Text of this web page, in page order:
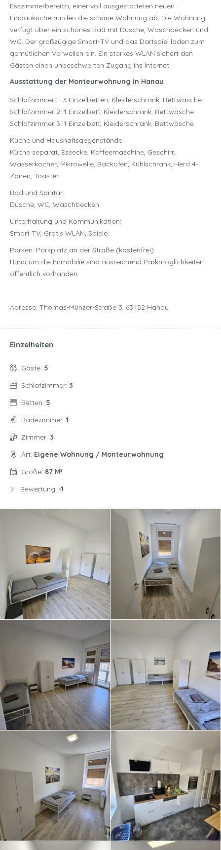
Esszimmerbereich, einer voll ausgestatteten neuen
Einbauküche runden die schöne Wohnung ab. Die Wohnung
verfügt über ein schönes Bad mit Dusche, Waschbecken und
WC. Der großzügige Smart-TV und das Dartspiel laden zum
gemütlichen Verweilen ein. Ein starkes WLAN sichert den
Gästen einen unbeschwerten Zugang ins Internet.
Ausstattung der Monteurwohnung in Hanau
Schlafzimmer 1: 3 Einzelbetten, Kleiderschrank, Bettwäsche
Schlafzimmer 2: 1 Einzelbett, Kleiderschrank, Bettwäsche
Schlafzimmer 3: 1 Einzelbett, Kleiderschrank, Bettwäsche
Küche und Haushaltsgegenstände:
Küche separat, Essecke, Kaffeemaschine, Geschirr,
Wasserkocher, Mikrowelle, Backofen, Kühlschrank, Herd 4-
Zonen, Toaster.
Bad und Sanitär:
Dusche, WC, Waschbecken
Unterhaltung und Kommunikation:
Smart TV, Gratis WLAN, Spiele.
Parken: Parkplatz an der Straße (kostenfrei)
Rund um die Immobilie sind ausreichend Parkmöglichkeiten
öffentlich vorhanden.
Adresse: Thomas-Münzer-Straße 3, 63452 Hanau
Einzelheiten
Gäste: 5
Schlafzimmer: 3
Betten: 5
Badezimmer: 1
Zimmer: 3
Art: Eigene Wohnung / Monteurwohnung
Größe: 87 M²
Bewertung: -1